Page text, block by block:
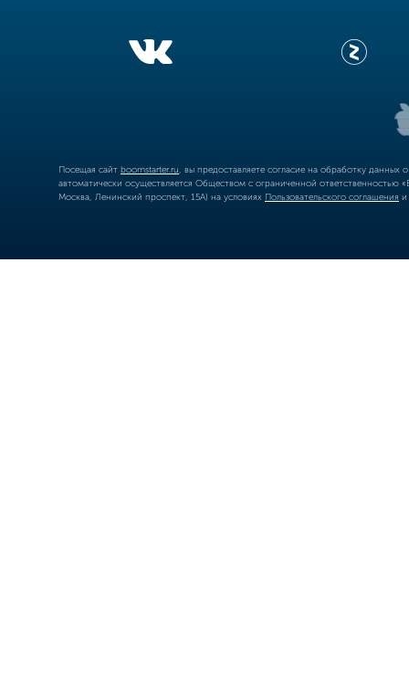
Посещая сайт boomstarter.ru , вы предоставляете согласие на обработку
автоматически осуществляется Обществом с ограниченной
Москва, Ленинский проспект, 15А) на условиях Пользовательского соглашения и